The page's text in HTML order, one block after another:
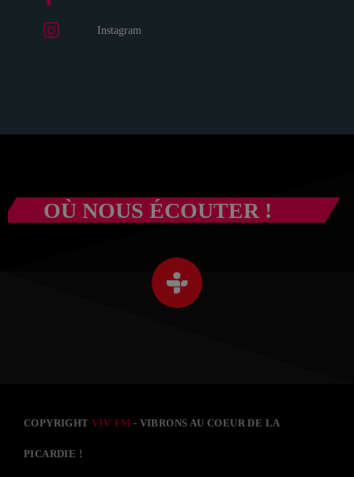
Instagram
OÙ NOUS ÉCOUTER !
COPYRIGHTVIV'FM - VIBRONS AU COEUR DE LA
PICARDIE !